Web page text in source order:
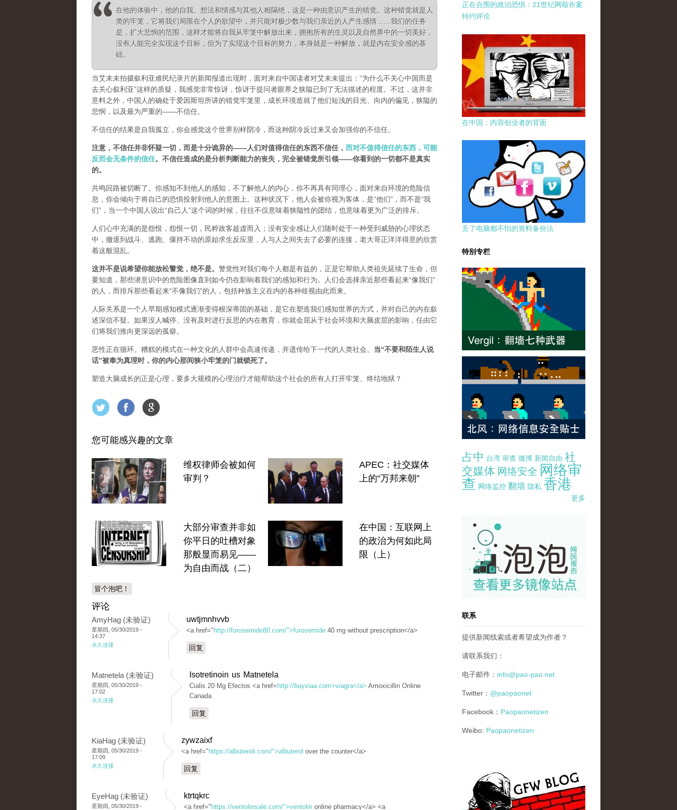
在他的体验中，他的自我、想法和情感与其他人相隔绝，这是一种由意识产生的错觉。这种错觉就是人
类的牢笼，它将我们局限在个人的欲望中，并只能对极少数与我们亲近的人产生感情……我们的任务
是，扩大悲悯的范围，这样才能将自我从牢笼中解放出来，拥抱所有的生灵以及自然界中的一切美好，
没有人能完全实现这个目标，但为了实现这个目标的努力，本身就是一种解放，就是内在安全感的基
础。
当艾未未拍摄叙利亚难民纪录片的新闻报道出现时，面对来自中国读者对艾未未提出：“为什么不关心中国而是
去关心叙利亚”这样的质疑，我感觉非常惊讶，惊讶于提问者眼界之狭隘已到了无法描述的程度。不过，这并非
意料之外，中国人的确处于爱因斯坦所讲的错觉牢笼里，成长环境造就了他们短浅的目光、向内的偏见，狭隘的
悲悯，以及最为严重的——不信任。
不信任的结果是自我孤立，你会感觉这个世界别样阴冷，而这种阴冷反过来又会加强你的不信任。
注意，不信任并非怀疑一切，而是十分诡异的——人们对值得信任的东西不信任， 而对不值得信任的东西，可能
反而会无条件的信任。不信任造成的是分析判断能力的丧失，完全被错觉所引领——你看到的一切都不是真实
的。
共鸣回路被切断了。你感知不到他人的感知，不了解他人的内心，你不再具有同理心，面对来自环境的危险信
息，你会倾向于将自己的恐惧投射到他人的意图上。这种状况下，他人会被你视为客体，是“他们”，而不是“我
们”， 当一个中国人说出“自己人”这个词的时候，往往不仅意味着狭隘性的团结，也意味着更为广泛的排斥。
人们心中充满的是怨恨，怨恨一切，民粹政客趁虚而入；没有安全感让人们随时处于一种受到威胁的心理状态
中，撤退到战斗、逃跑、僵持不动的原始求生反应里，人与人之间失去了必要的连接，老大哥正洋洋得意的欣赏
着这般混乱。
这并不是说希望你能放松警觉，绝不是。 警觉性对我们每个人都是有益的，正是它帮助人类祖先延续了生命，但
要知道，那些潜意识中的危险图像直到如今仍在影响着我们的感知和行为。人们会选择亲近那些看起来“像我们”
的人，而排斥那些看起来“不像我们”的人，包括种族主义在内的各种歧视由此而来。
人际关系是一个人早期感知模式逐渐变得根深蒂固的基础，是它在塑造我们感知世界的方式，并对自己的内在叙
述深信不疑。如果没人喊停、没有及时进行反思的内在教育，你就会屈从于社会环境和大脑皮层的影响，任由它
们将我们推向更深远的孤僻。
恶性正在循环。糟糕的模式在一种文化的人群中会高速传递，并遗传给下一代的人类社会。 当“不要和陌生人说
话”被奉为真理时，你的内心那间狭小牢笼的门就锁死了。
塑造大脑成长的正是心理，要多大规模的心理治疗才能帮助这个社会的所有人打开牢笼、终结地狱？
您可能感兴趣的文章
维权律师会被如何
审判？
APEC：社交媒体
上的“万邦来朝”
大部分审查并非如
你平日的吐槽对象
那般显而易见——
为自由而战（二）
在中国：互联网上
的政治为何如此局
限（上）
冒个泡吧！
评论
AmyHag (未验证)
星期四, 05/30/2019 -
14:37
永久连接
uwtjmnhvvb
<a href=" http://furosemide80.com/">furosemide 40 mg without prescription</a>
回复
Matnetela (未验证)
星期四, 05/30/2019 -
17:02
永久连接
Isotretinoin us Matnetela
Cialis 20 Mg Efectos <a href= http://buyviaa.com>viagra</a> Amoxicillin Online
Canada
回复
KiaHag (未验证)
星期四, 05/30/2019 -
17:09
永久连接
zywzaixf
<a href=" https://albuteroli.com/">albuterol over the counter</a>
回复
EyeHag (未验证)
星期四, 05/30/2019 -
ktrtqkrc
<a href=" https://ventolinsale.com/">ventolin online pharmacy</a> <a
正在合围的政治恐惧：21世纪网敲诈案
特约评论
在中国：内容创业者的背面
丢了电脑都不怕的资料备份法
特别专栏
占中 台湾 审查 微博 新闻自由 社
交媒体 网络安全 网络审
查 网络监控 翻墙 隐私 香港
更多
pao-pao-banner-mirror-site-120814.jpg
联系
提供新闻线索或者希望成为作者？
请联系我们：
电子邮件： info@pao-pao.net
Twitter： @paopaonet
Facebook： Paopaonetizen
Weibo: Paopaonetizen
gfw_blog_small.jpg